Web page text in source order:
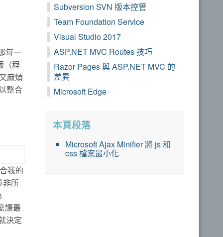
每一
（程
麻煩
整合
我的
非所
讓最
決定
Subversion SVN 版本控管
Team Foundation Service
Visual Studio 2017
ASP.NET MVC Routes 技巧
Razor Pages 與 ASP.NET MVC 的
差異
Microsoft Edge
本頁段落
Microsoft Ajax Minifier 將 js 和
css 檔案最小化